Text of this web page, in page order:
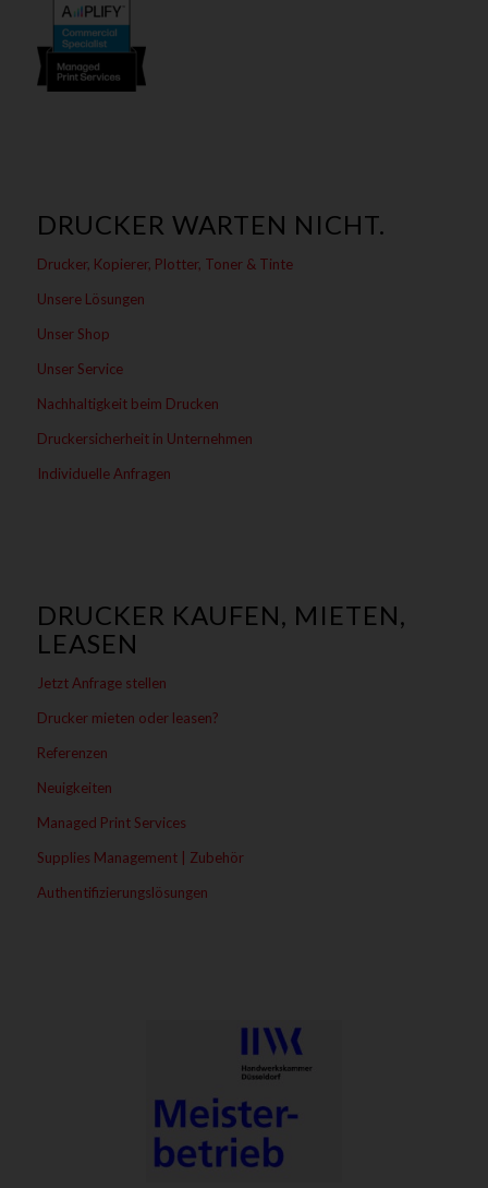
DRUCKER WARTEN NICHT.
Drucker, Kopierer, Plotter, Toner & Tinte
Unsere Lösungen
Unser Shop
Unser Service
Nachhaltigkeit beim Drucken
Druckersicherheit in Unternehmen
Individuelle Anfragen
DRUCKER KAUFEN, MIETEN,
LEASEN
Jetzt Anfrage stellen
Drucker mieten oder leasen?
Referenzen
Neuigkeiten
Managed Print Services
Supplies Management | Zubehör
Authentifizierungslösungen